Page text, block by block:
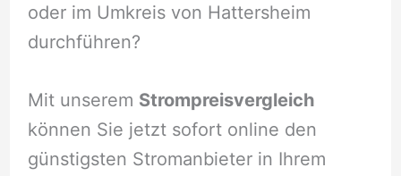
oder im Umkreis von Hattersheim
durchführen?
Mit unserem Strompreisvergleich
können Sie jetzt sofort online den
günstigsten Stromanbieter in Ihrem